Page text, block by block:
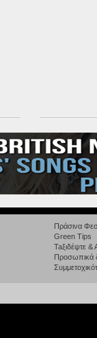
Πράσινα
Green Tips
Taξιδέψτε
Προσωπικά